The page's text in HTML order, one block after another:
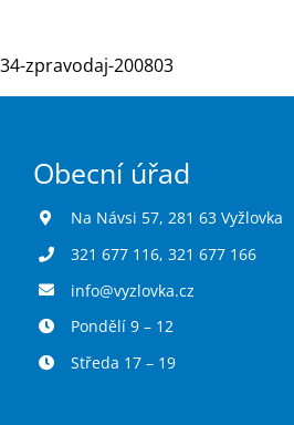
Hlášení závad
34-zpravodaj-200803
Obecní úřad
Na Návsi 57, 281 63 Vyžlovka
321 677 116, 321 677 166
info@vyzlovka.cz
Pondělí 9 – 12
Středa 17 – 19